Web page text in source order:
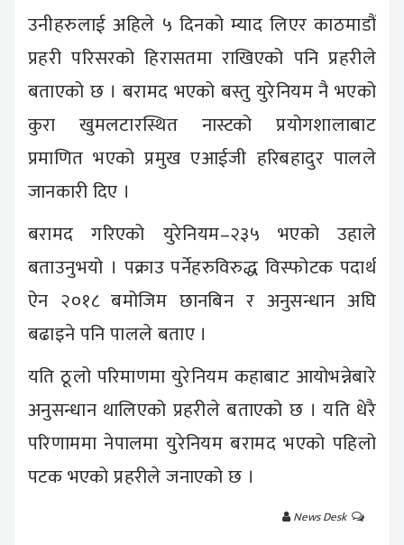
उनीहरुलाई अहिले ५ दिनको म्याद लिएर काठमाडौं
प्रहरी परिसरको हिरासतमा राखिएको पनि प्रहरीले
बताएको छ । बरामद भएको बस्तु युरेनियम नै भएको
कुरा खुमलटारस्थित नास्टको प्रयोगशालाबाट
प्रमाणित भएको प्रमुख एआईजी हरिबहादुर पालले
जानकारी दिए ।
बरामद गरिएको युरेनियम–२३५ भएको उहाले
बताउनुभयो । पक्राउ पर्नेहरुविरुद्ध विस्फोटक पदार्थ
ऐन २०१८ बमोजिम छानबिन र अनुसन्धान अघि
बढाइने पनि पालले बताए ।
यति ठूलो परिमाणमा युरेनियम कहाबाट आयोभन्नेबारे
अनुसन्धान थालिएको प्रहरीले बताएको छ । यति धेरै
परिणाममा नेपालमा युरेनियम बरामद भएको पहिलो
पटक भएको प्रहरीले जनाएको छ ।
News Desk